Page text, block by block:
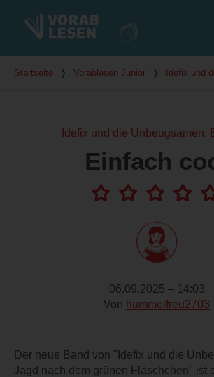
Du bist hier
Startseite ❭ Vorablesen Junior ❭ Idefix und
Idefix und die Unbeugsamen:
Einfach
06.09.2025 – 14:03
Von hummelfreu2703
Der neue Band von "Idefix und die
Jagd nach dem grünen Fläschchen" ist